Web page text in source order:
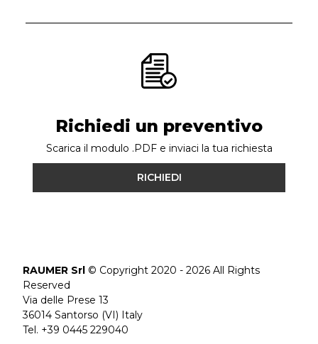
Richiedi un preventivo
Scarica il modulo .PDF e inviaci la tua richiesta
RICHIEDI
RAUMER Srl © Copyright 2020 - 2026 All Rights
Reserved
Via delle Prese 13
36014 Santorso (VI) Italy
Tel. +39 0445 229040